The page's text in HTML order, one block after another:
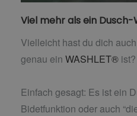
Viel mehr als ein Dusch-
Vielleicht hast du dich
genau ein WASHLET® ist?
Einfach gesagt: Es ist ein
Bidetfunktion oder auch